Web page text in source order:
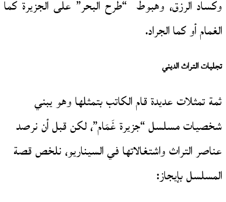
وكساد الرزق، وهبوط “طرح البحر” على الجزيرة كما
الغمام أو كما الجراد.
تجليات التراث الديني
ثمة تمثلات عديدة قام الكاتب بتمثلها وهو يبني
شخصيات مسلسل “جزيرة غَمَام”، لكن قبل أن نرصد
عناصر التراث واشتغالاتها في السيناريو، نلخص قصة
المسلسل بإيجاز: